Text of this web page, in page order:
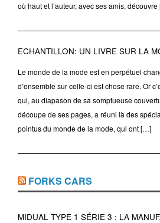
où haut et l’auteur, avec ses amis,
ECHANTILLON: UN LIVRE SUR LA
Le monde de la mode est en perpétuel
d’ensemble sur celle-ci est chose rare. Or
qui, au diapason de sa somptueuse
découpe de ses pages, a réuni là des
pointus du monde de la mode, qui ont […]
FORKS CARS
MIDUAL TYPE 1 SÉRIE 3 : LA